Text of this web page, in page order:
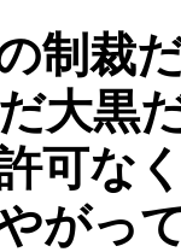
制裁
大黒
可なく
がっ